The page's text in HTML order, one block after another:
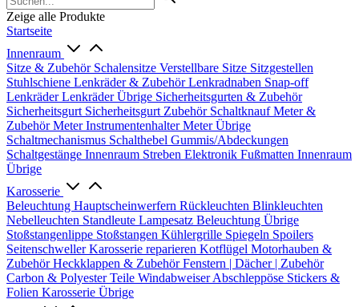
Zeige alle Produkte
Startseite
Innenraum
Sitze & Zubehör Schalensitze Verstellbare Sitze Sitzgestellen
Stuhlschiene Lenkräder & ZubehörLenkradnaben Snap-off
LenkräderLenkräder Übrige Sicherheitsgurten & Zubehör
Sicherheitsgurt Sicherheitsgurt Zubehör SchaltknaufMeter &
ZubehörMeterInstrumentenhalterMeter Übrige
Schaltmechanismus Schalthebel Gummis/Abdeckungen
Schaltgestänge Innenraum Streben Elektronik Fußmatten Innenraum
Übrige
Karosserie
Beleuchtung Hauptscheinwerfern Rückleuchten Blinkleuchten
Nebelleuchten Standleute Lampesatz Beleuchtung Übrige
Stoßstangenlippe Stoßstangen Kühlergrille Spiegeln Spoilers
SeitenschwellerKarosserie reparieren Kotflügel Motorhauben &
ZubehörHeckklappen & ZubehörFenstern | Dächer | Zubehör
Carbon & Polyester Teile WindabweiserAbschleppöse Stickers &
Folien Karosserie Übrige